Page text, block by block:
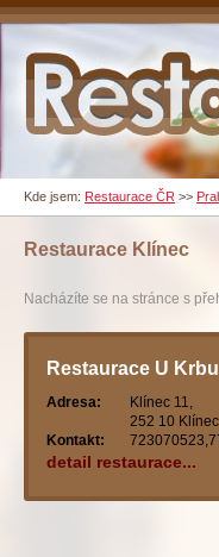
Kde jsem: Restaurace ČR >>
Restaurace Klínec
Nacházíte se na stránce s
Restaurace U Krbu
Adresa:
Klínec 11,
252 10 Klínec
Kontakt:
detail restaurace...